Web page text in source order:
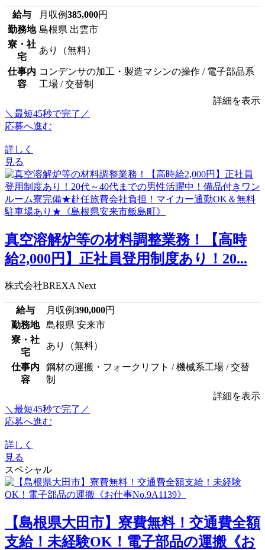
給与 月収例385,000円
勤務地 島根県 出雲市
寮・社
宅
あり（無料）
仕事内
容
コンデンサの加工・製造マシンの操作 / 電子部品系
工場 / 交替制
詳細を表示
＼最短45秒で完了／
応募へ進む
詳しく
見る
真空溶解炉等の材料調整業務！【高時
給2,000円】正社員登用制度あり！20...
株式会社BREXA Next
給与 月収例390,000円
勤務地
島根県 安来市
寮・社
宅
あり（無料）
仕事内
容
鋼材の運搬・フォークリフト / 機械系工場 / 交替
制
詳細を表示
＼最短45秒で完了／
応募へ進む
詳しく
見る
スペシャル
【島根県大田市】寮費無料！交通費全額
支給！未経験OK！電子部品の運搬《お